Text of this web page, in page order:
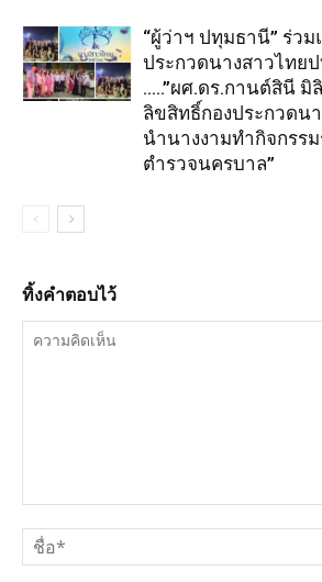
“ผู้ว่าฯ ปทุมธานี” ร่ว
ประกวดนางสาวไทย
…..”ผศ.ดร.กานต์สินี มิ
ลิขสิทธิ์กองประกวดน
นำนางงามทำกิจกรร
ตำรวจนครบาล”
ทิ้งคำตอบไว้